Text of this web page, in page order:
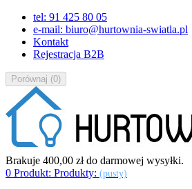
tel: 91 425 80 05
e-mail: biuro@hurtownia-swiatla.pl
Kontakt
Rejestracja B2B
Porównaj (0)
Brakuje 400,00 złdo darmowej wysyłki.
0 Produkt: Produkty: (pusty)